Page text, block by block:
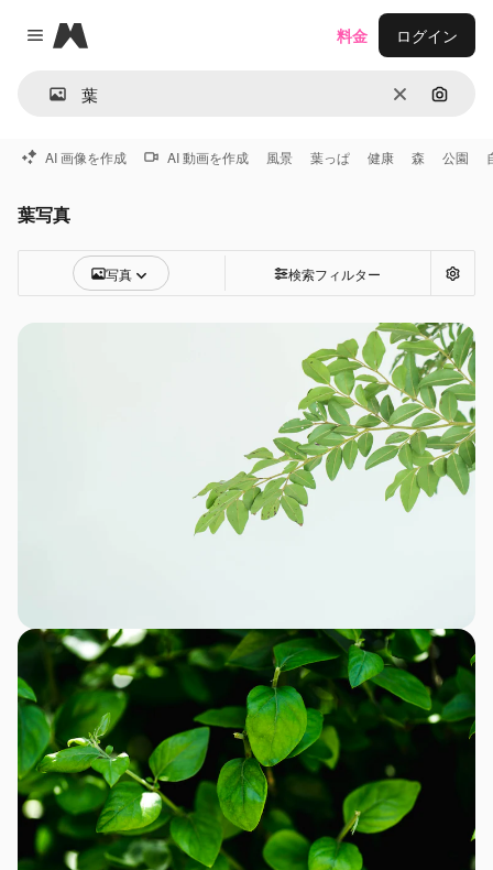
Close menu
Magnific
消去 画像で
料金 ログイン
AI 画像を作成 AI 動画を作成 風景 葉っぱ 健康 森 公園
葉写真
写真 検索フィルター